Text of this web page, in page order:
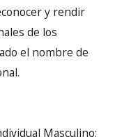
y rendir
de los
el nombre de
Masculino: